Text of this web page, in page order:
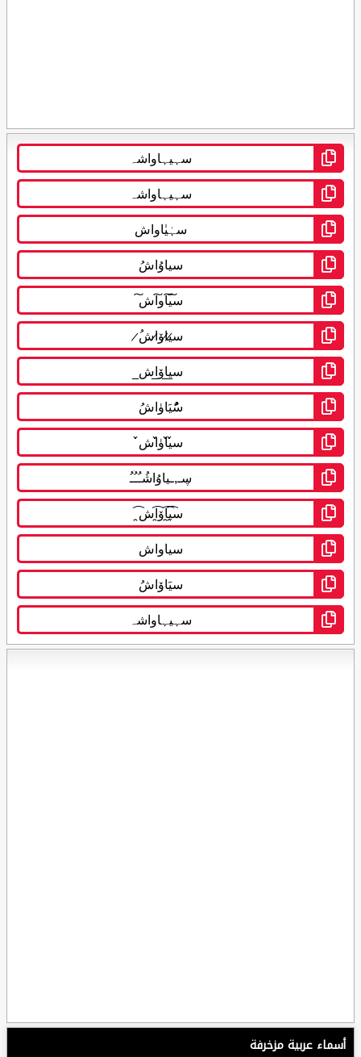
أسماء عربية مزخرفة